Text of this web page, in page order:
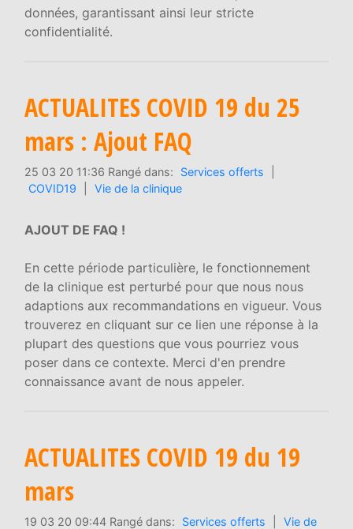
données, garantissant ainsi leur stricte
confidentialité.
ACTUALITES COVID 19 du 25
mars : Ajout FAQ
25 03 20 11:36 Rangé dans: Services offerts
COVID19
Vie de la clinique
AJOUT DE FAQ !
En cette période particulière, le fonctionnement
de la clinique est perturbé pour que nous nous
adaptions aux recommandations en vigueur. Vous
trouverez en cliquant sur ce lien une réponse à la
plupart des questions que vous pourriez vous
poser dans ce contexte. Merci d'en prendre
connaissance avant de nous appeler.
ACTUALITES COVID 19 du 19
mars
19 03 20 09:44 Rangé dans: Services offerts
Vie de